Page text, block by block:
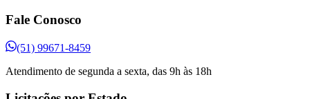
Fale Conosco
(51) 99671-8459
Atendimento de segunda a sexta, das 9h às 18h